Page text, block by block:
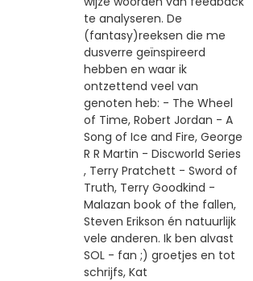
te analyseren. De
(fantasy)reeksen die me
dusverre geïnspireerd
hebben en waar ik
ontzettend veel van
genoten heb: - The Wheel
of Time, Robert Jordan - A
Song of Ice and Fire, George
R R Martin - Discworld Series
, Terry Pratchett - Sword of
Truth, Terry Goodkind -
Malazan book of the fallen,
Steven Erikson én natuurlijk
vele anderen. Ik ben alvast
SOL - fan ;) groetjes en tot
schrijfs, Kat